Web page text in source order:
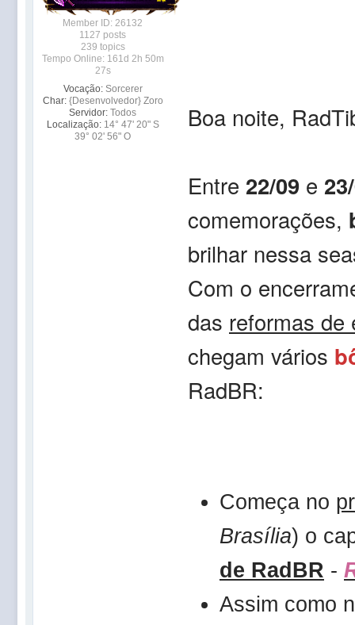
Member ID: 26132
1127 posts
239 topics
Tempo Online: 161d 2h 50m
27s
Vocação: Sorcerer
Char: {Desenvolvedor} Zoro
Servidor: Todos
Localização: 14° 47' 20" S
39° 02' 56" O
Boa noite,
Entre 22/09 e
comemorações,
brilhar nessa
Com o
das reformas de
chegam vários
RadBR:
Começa no
Brasília) o
de RadBR -
Assim como